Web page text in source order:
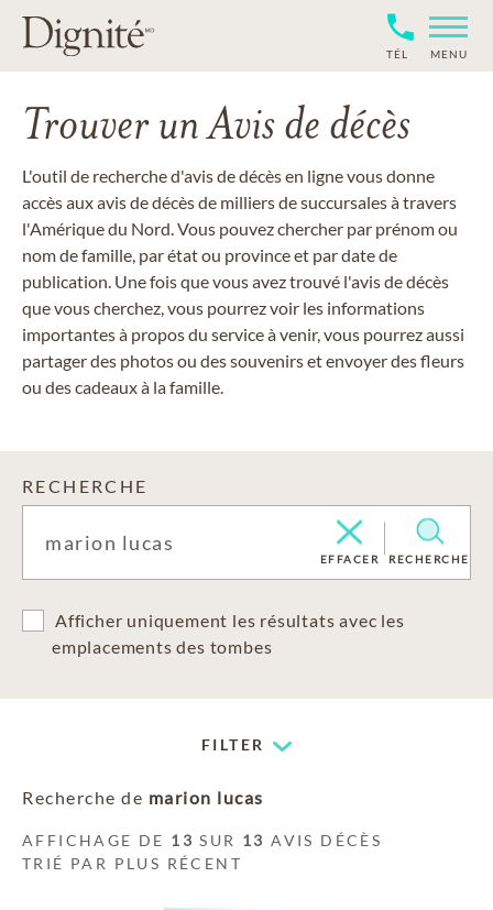
TÉL MENU
Trouver un Avis de décès
L'outil de recherche d'avis de décès en ligne vous donne
accès aux avis de décès de milliers de succursales à travers
l'Amérique du Nord. Vous pouvez chercher par prénom ou
nom de famille, par état ou province et par date de
publication. Une fois que vous avez trouvé l'avis de décès
que vous cherchez, vous pourrez voir les informations
importantes à propos du service à venir, vous pourrez aussi
partager des photos ou des souvenirs et envoyer des fleurs
ou des cadeaux à la famille.
RECHERCHE
EFFACER RECHERCHE
Afficher uniquement les résultats avec les
emplacements des tombes
FILTER
Recherche de marion lucas
AFFICHAGE DE 13 SUR 13 AVIS DÉCÈS
TRIÉ PAR PLUS RÉCENT